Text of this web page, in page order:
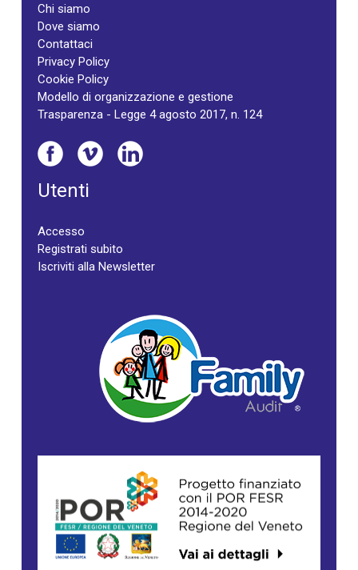
Chi siamo
Dove siamo
Contattaci
Privacy Policy
Cookie Policy
Modello di organizzazione e gestione
Trasparenza - Legge 4 agosto 2017, n. 124
Utenti
Accesso
Registrati subito
Iscriviti alla Newsletter